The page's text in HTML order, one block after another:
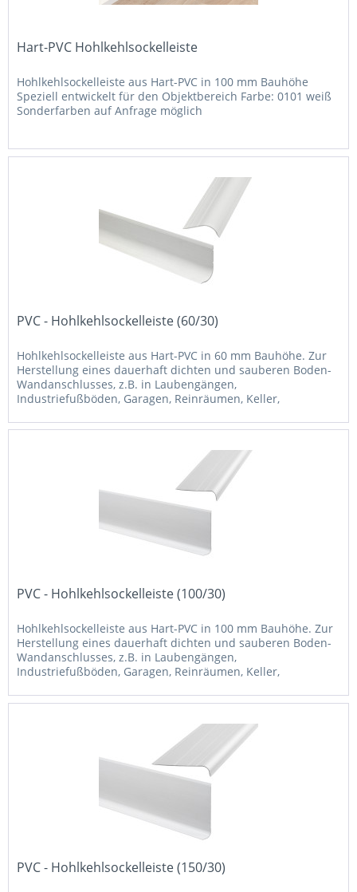
Hart-PVC Hohlkehlsockelleiste
Hohlkehlsockelleiste aus Hart-PVC in 100 mm Bauhöhe
Speziell entwickelt für den Objektbereich Farbe: 0101 weiß
Sonderfarben auf Anfrage möglich
PVC - Hohlkehlsockelleiste (60/30)
Hohlkehlsockelleiste aus Hart-PVC in 60 mm Bauhöhe. Zur
Herstellung eines dauerhaft dichten und sauberen Boden-
Wandanschlusses, z.B. in Laubengängen,
Industriefußböden, Garagen, Reinräumen, Keller,
PVC - Hohlkehlsockelleiste (100/30)
Hohlkehlsockelleiste aus Hart-PVC in 100 mm Bauhöhe. Zur
Herstellung eines dauerhaft dichten und sauberen Boden-
Wandanschlusses, z.B. in Laubengängen,
Industriefußböden, Garagen, Reinräumen, Keller,
PVC - Hohlkehlsockelleiste (150/30)